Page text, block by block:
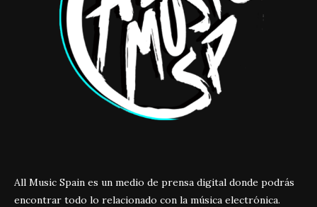
All Music Spain es un medio de prensa digital donde podrás
encontrar todo lo relacionado con la música electrónica.